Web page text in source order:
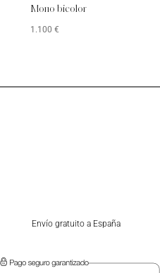
Mono bicolor
1.100 €
Envío gratuito a España